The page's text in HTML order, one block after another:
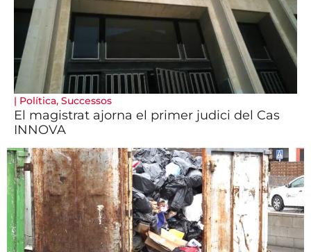
| Política, Successos
El magistrat ajorna el primer judici del Cas
INNOVA